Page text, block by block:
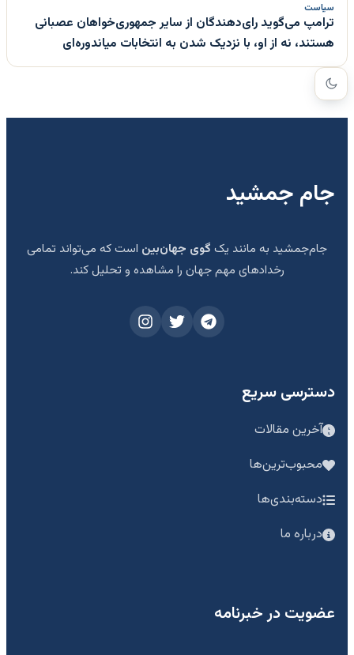
سیاست
ترامپ می‌گوید رای‌دهندگان از سایر جمهوری‌خواهان عصبانی
هستند، نه از او، با نزدیک شدن به انتخابات میاندوره‌ای
جام جمشید
جام‌جمشید به مانند یک گوی جهان‌بین است که می‌تواند تمامی
رخدادهای مهم جهان را مشاهده و تحلیل کند.
دسترسی سریع
آخرین مقالات
محبوب‌ترین‌ها
دسته‌بندی‌ها
درباره ما
عضویت در خبرنامه